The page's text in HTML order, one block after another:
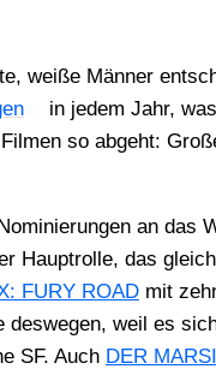
wei­ße Män­ner
in jedem Jahr,
so abgeht:
an das
Haupt­rol­le, das
FURY ROAD mit
des­we­gen, weil es
SF. Auch DER